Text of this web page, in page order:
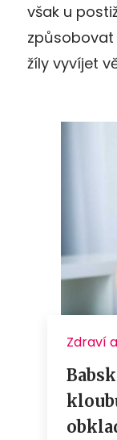
však u
žíly vyvíjet